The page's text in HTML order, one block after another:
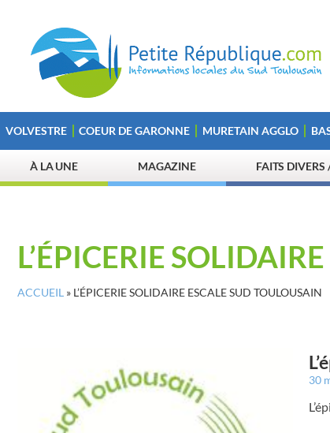
VOLVESTRE COEUR DE GARONNE MURETAIN AGGLO
À LA UNE MAGAZINE FAITS DIVERS
L’ÉPICERIE
ACCUEIL » L’ÉPICERIE SOLIDAIRE ESCALE SUD TOULOUSAIN
30